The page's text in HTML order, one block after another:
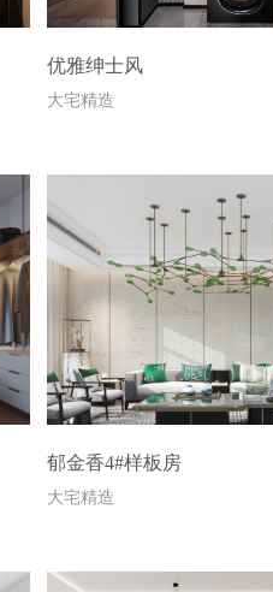
优雅绅士风
大宅精造
郁金香4#样板房
大宅精造